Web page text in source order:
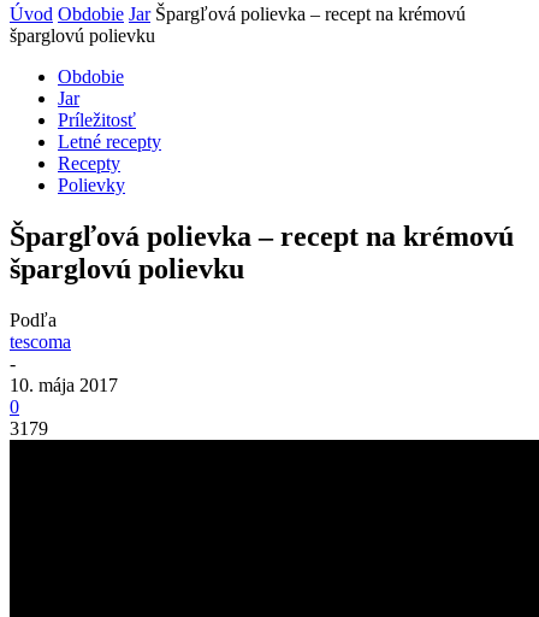
Úvod Obdobie Jar Špargľová polievka – recept na krémovú
šparglovú polievku
Obdobie
Jar
Príležitosť
Letné recepty
Recepty
Polievky
Špargľová polievka – recept na krémovú
šparglovú polievku
Podľa
tescoma
-
10. mája 2017
0
3179